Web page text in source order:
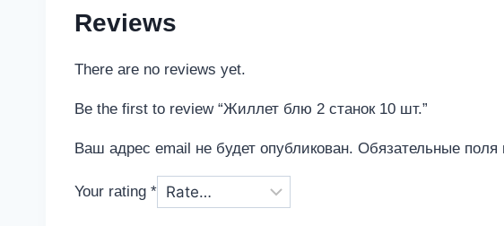
Reviews
There are no reviews yet.
Be the first to review “Жиллет блю 2 станок 10 шт.”
Ваш адрес email не будет опубликован. Обязательные поля
Your rating *